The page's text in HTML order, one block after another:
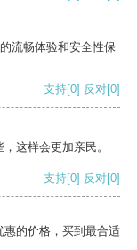
流畅体验和安全性保
支持[0] 反对[0]
这样会更加亲民。
支持[0] 反对[0]
的价格，买到最合适